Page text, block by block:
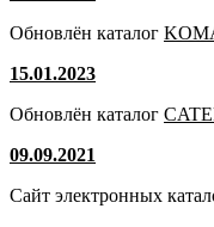
Обновлён каталог
15.01.2023
Обновлён каталог
09.09.2021
Сайт электронных